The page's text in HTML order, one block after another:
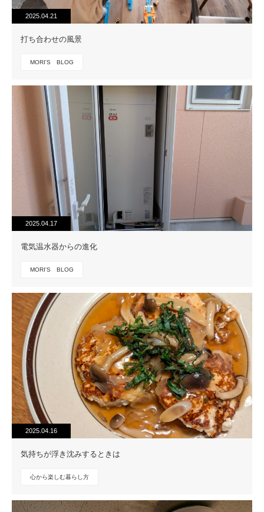
2025.04.21
打ち合わせの風景
MORI'S BLOG
2025.04.17
電気温水器からの進化
MORI'S BLOG
2025.04.16
気持ちが浮き沈みするときは
心から楽しむ暮らし方